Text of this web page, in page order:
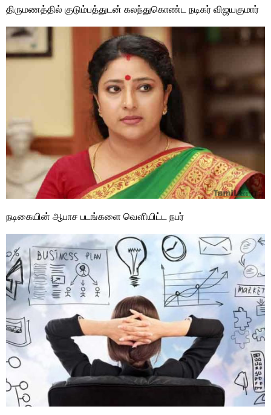
திருமணத்தில் குடும்பத்துடன் கலந்துகொண்ட நடிகர் விஜயகுமார்
நடிகையின் ஆபாச படங்களை வௌியிட்ட நபர்